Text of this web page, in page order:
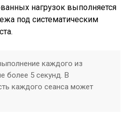
нагрузок выполняется
под систематическим
каждого из
более 5 секунд. В
каждого сеанса может